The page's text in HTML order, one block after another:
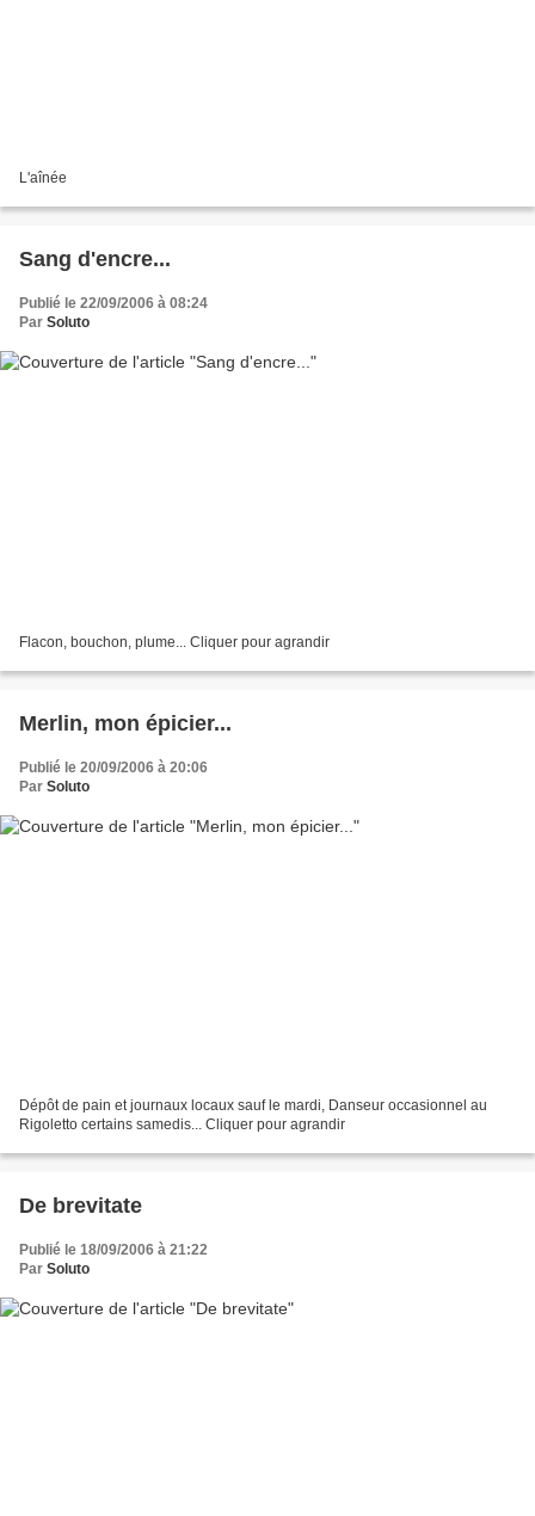
L'aînée
Sang d'encre...
Publié le 22/09/2006 à 08:24
Par Soluto
Flacon, bouchon, plume... Cliquer pour agrandir
Merlin, mon épicier...
Publié le 20/09/2006 à 20:06
Par Soluto
Dépôt de pain et journaux locaux sauf le mardi, Danseur occasionnel au
Rigoletto certains samedis... Cliquer pour agrandir
De brevitate
Publié le 18/09/2006 à 21:22
Par Soluto